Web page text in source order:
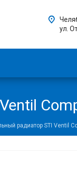
ул.
радиатор STI Ventil